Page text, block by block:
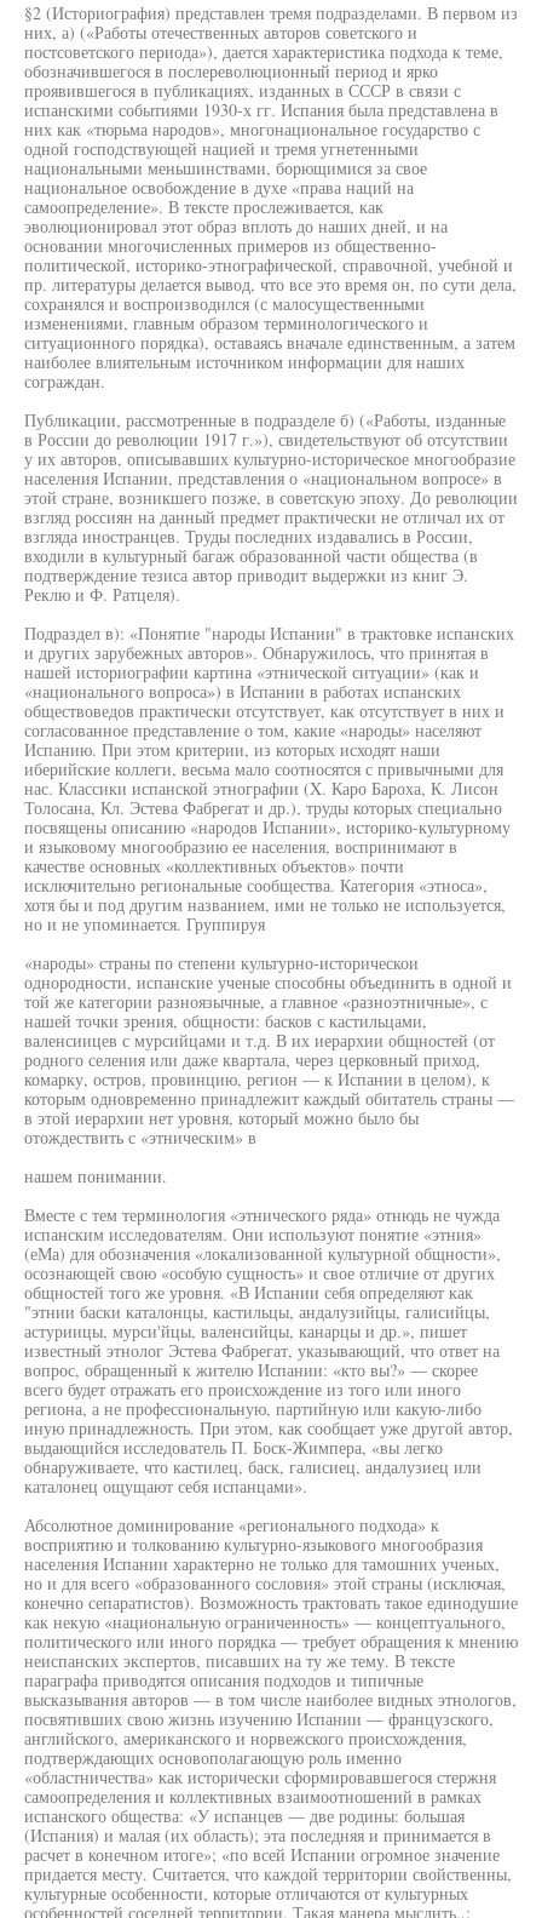
§2 (Историография) представлен тремя подразделами. В первом из
них, а) («Работы отечественных авторов советского и
постсоветского периода»), дается характеристика подхода к теме,
обозначившегося в послереволюционный период и ярко
проявившегося в публикациях, изданных в СССР в связи с
испанскими событиями 1930-х гг. Испания была представлена в
них как «тюрьма народов», многонациональное государство с
одной господствующей нацией и тремя угнетенными
национальными меньшинствами, борющимися за свое
национальное освобождение в духе «права наций на
самоопределение». В тексте прослеживается, как
эволюционировал этот образ вплоть до наших дней, и на
основании многочисленных примеров из общественно-
политической, историко-этнографической, справочной, учебной и
пр. литературы делается вывод, что все это время он, по сути дела,
сохранялся и воспроизводился (с малосущественными
изменениями, главным образом терминологического и
ситуационного порядка), оставаясь вначале единственным, а затем
наиболее влиятельным источником информации для наших
сограждан.
Публикации, рассмотренные в подразделе б) («Работы, изданные
в России до революции 1917 г.»), свидетельствуют об отсутствии
у их авторов, описывавших культурно-историческое многообразие
населения Испании, представления о «национальном вопросе» в
этой стране, возникшего позже, в советскую эпоху. До революции
взгляд россиян на данный предмет практически не отличал их от
взгляда иностранцев. Труды последних издавались в России,
входили в культурный багаж образованной части общества (в
подтверждение тезиса автор приводит выдержки из книг Э.
Реклю и Ф. Ратцеля).
Подраздел в): «Понятие "народы Испании" в трактовке испанских
и других зарубежных авторов». Обнаружилось, что принятая в
нашей историографии картина «этнической ситуации» (как и
«национального вопроса») в Испании в работах испанских
обществоведов практически отсутствует, как отсутствует в них и
согласованное представление о том, какие «народы» населяют
Испанию. При этом критерии, из которых исходят наши
иберийские коллеги, весьма мало соотносятся с привычными для
нас. Классики испанской этнографии (X. Каро Бароха, К. Лисон
Толосана, Кл. Эстева Фабрегат и др.), труды которых специально
посвящены описанию «народов Испании», историко-культурному
и языковому многообразию ее населения, воспринимают в
качестве основных «коллективных объектов» почти
исключительно региональные сообщества. Категория «этноса»,
хотя бы и под другим названием, ими не только не используется,
но и не упоминается. Группируя
«народы» страны по степени культурно-историческои
однородности, испанские ученые способны объединить в одной и
той же категории разноязычные, а главное «разноэтничные», с
нашей точки зрения, общности: басков с кастильцами,
валенсиицев с мурсийцами и т.д. В их иерархии общностей (от
родного селения или даже квартала, через церковный приход,
комарку, остров, провинцию, регион — к Испании в целом), к
которым одновременно принадлежит каждый обитатель страны —
в этой иерархии нет уровня, который можно было бы
отождествить с «этническим» в
нашем понимании.
Вместе с тем терминология «этнического ряда» отнюдь не чужда
испанским исследователям. Они используют понятие «этния»
(еМа) для обозначения «локализованной культурной общности»,
осознающей свою «особую сущность» и свое отличие от других
общностей того же уровня. «В Испании себя определяют как
"этнии баски каталонцы, кастильцы, андалузийцы, галисийцы,
астуриицы, мурси'йцы, валенсийцы, канарцы и др.», пишет
известный этнолог Эстева Фабрегат, указывающий, что ответ на
вопрос, обращенный к жителю Испании: «кто вы?» — скорее
всего будет отражать его происхождение из того или иного
региона, а не профессиональную, партийную или какую-либо
иную принадлежность. При этом, как сообщает уже другой автор,
выдающийся исследователь П. Боск-Жимпера, «вы легко
обнаруживаете, что кастилец, баск, галисиец, андалузиец или
каталонец ощущают себя испанцами».
Абсолютное доминирование «регионального подхода» к
восприятию и толкованию культурно-языкового многообразия
населения Испании характерно не только для тамошних ученых,
но и для всего «образованного сословия» этой страны (исключая,
конечно сепаратистов). Возможность трактовать такое единодушие
как некую «национальную ограниченность» — концептуального,
политического или иного порядка — требует обращения к мнению
неиспанских экспертов, писавших на ту же тему. В тексте
параграфа приводятся описания подходов и типичные
высказывания авторов — в том числе наиболее видных этнологов,
посвятивших свою жизнь изучению Испании — французского,
английского, американского и норвежского происхождения,
подтверждающих основополагающую роль именно
«областничества» как исторически сформировавшегося стержня
самоопределения и коллективных взаимоотношений в рамках
испанского общества: «У испанцев — две родины: большая
(Испания) и малая (их область); эта последняя и принимается в
расчет в конечном итоге»; «по всей Испании огромное значение
придается месту. Считается, что каждой территории свойственны,
культурные особенности, которые отличаются от культурных
особенностей соседней территории. Такая манера мыслить..: